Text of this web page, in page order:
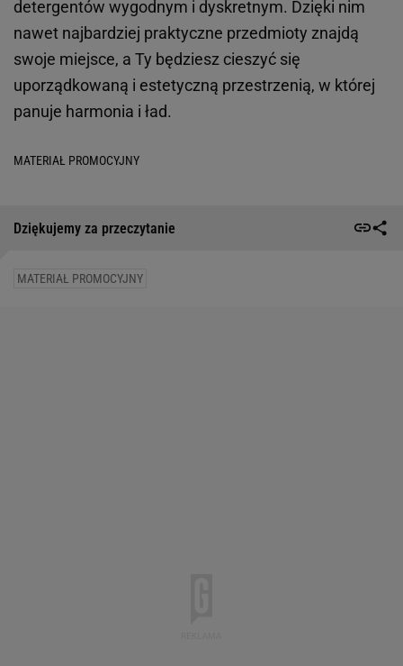
detergentów wygodnym i dyskretnym. Dzięki nim
nawet najbardziej praktyczne przedmioty znajdą
swoje miejsce, a Ty będziesz cieszyć się
uporządkowaną i estetyczną przestrzenią, w której
panuje harmonia i ład.
MATERIAŁ PROMOCYJNY
Dziękujemy za przeczytanie
MATERIAŁ PROMOCYJNY